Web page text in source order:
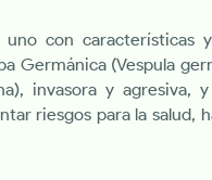
con características
Germánica (Vespula
invasora y agresiva,
riesgos para la salud,